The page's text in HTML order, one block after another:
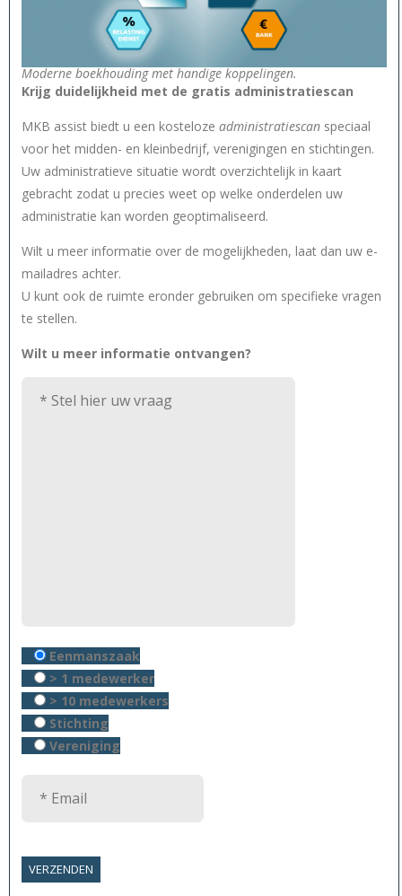
Moderne boekhouding met handige koppelingen.
Krijg duidelijkheid met de gratis administratiescan
MKB assist biedt u een kosteloze administratiescanspeciaal
voor het midden- en kleinbedrijf, verenigingen en stichtingen.
Uw administratieve situatie wordt overzichtelijk in kaart
gebracht zodat u precies weet op welke onderdelen uw
administratie kan worden geoptimaliseerd.
Wilt u meer informatie over de mogelijkheden, laat dan uw e-
mailadres achter.
U kunt ook de ruimte eronder gebruiken om specifieke vragen
te stellen.
Wilt u meer informatie ontvangen?
Eenmanszaak
> 1 medewerker
> 10 medewerkers
Stichting
Vereniging